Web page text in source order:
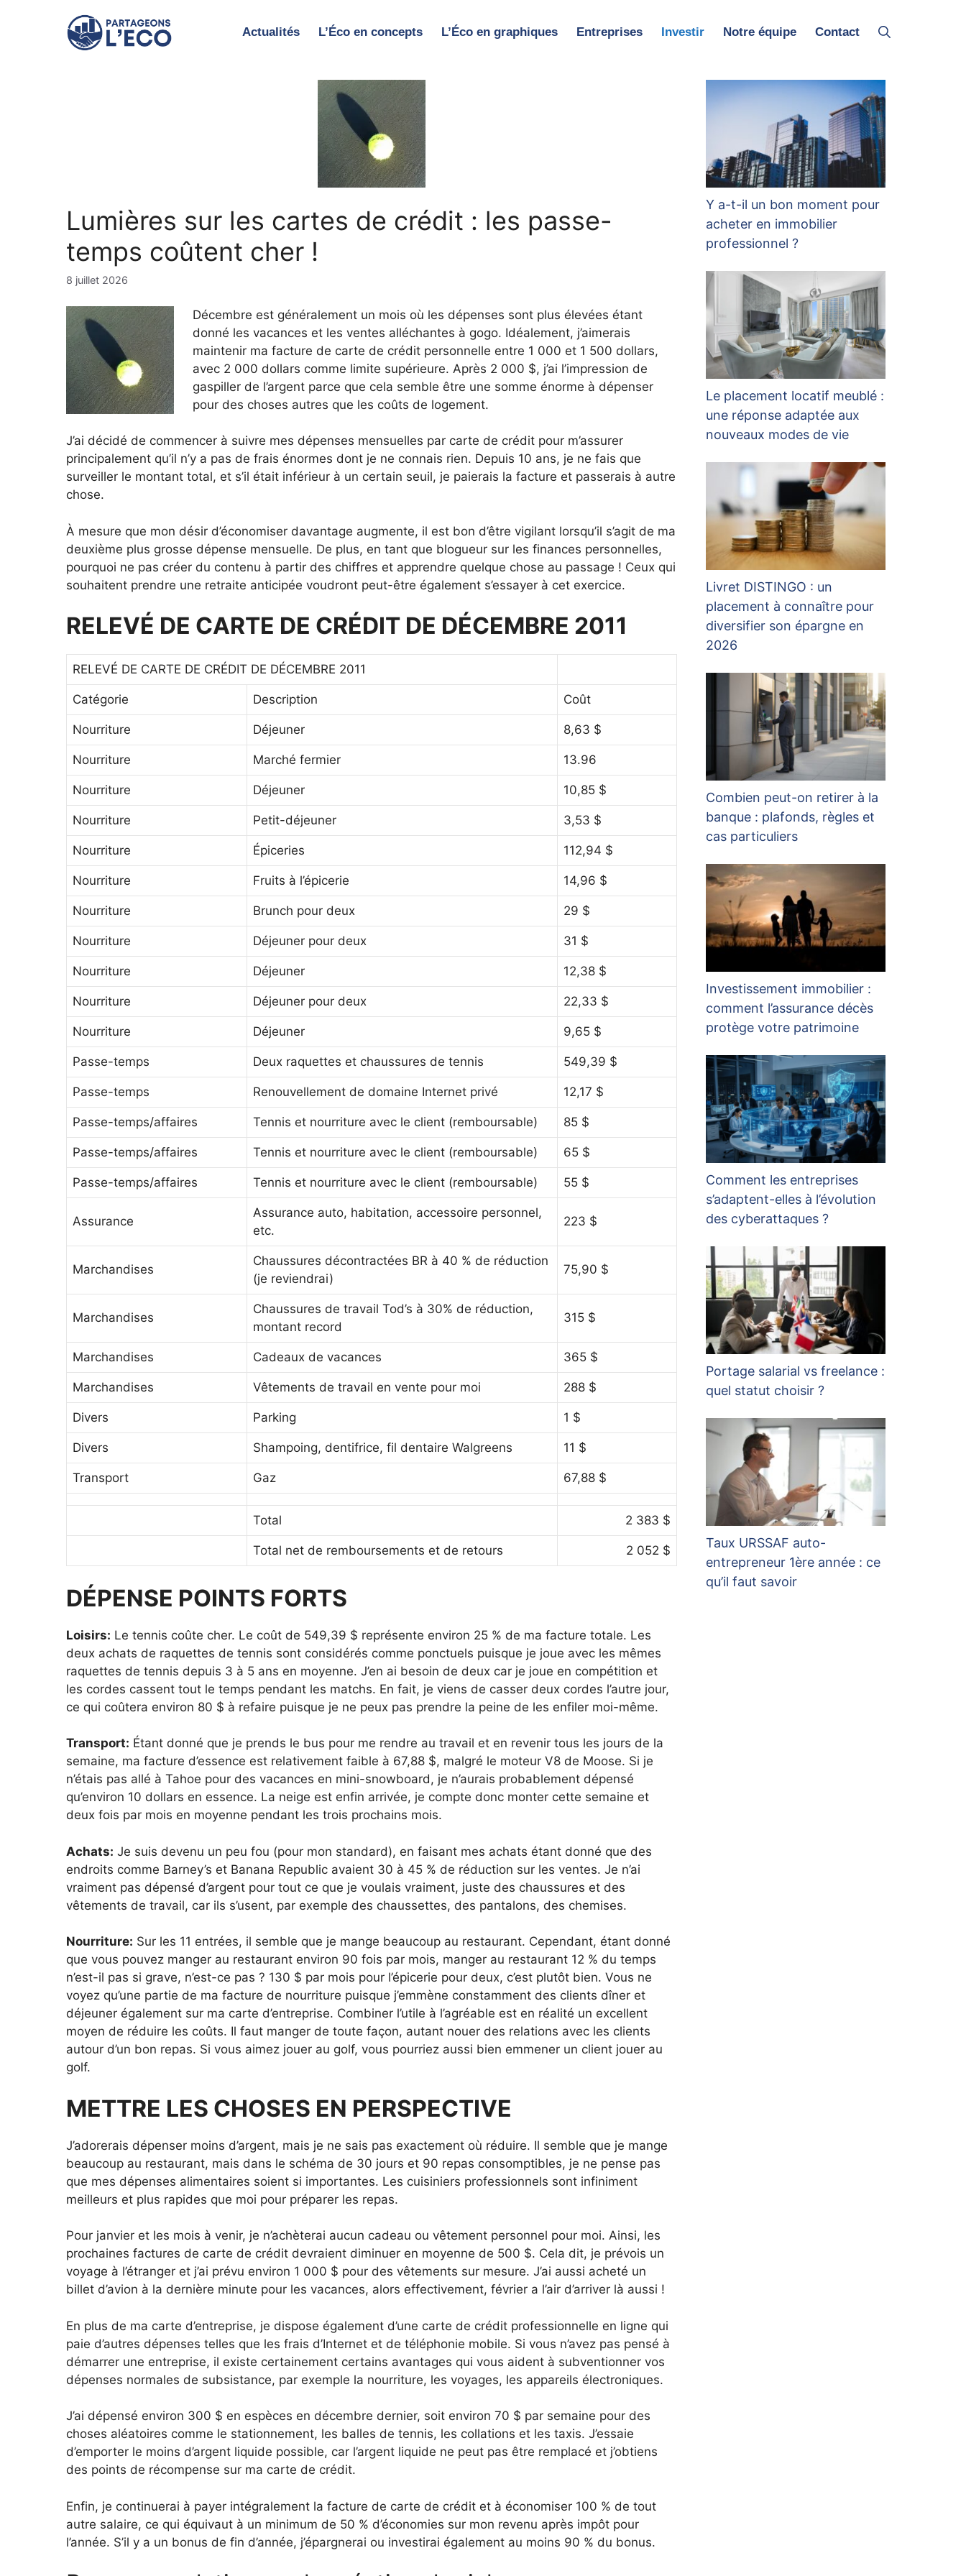
Actualités L’Éco en concepts L’Éco en graphiques Entreprises Investir Notre équipe Contact
Lumières sur les cartes de crédit : les passe-
temps coûtent cher !
8 juillet 2026
Décembre est généralement un mois où les dépenses sont plus élevées étant
donné les vacances et les ventes alléchantes à gogo. Idéalement, j’aimerais
maintenir ma facture de carte de crédit personnelle entre 1 000 et 1 500 dollars,
avec 2 000 dollars comme limite supérieure. Après 2 000 $, j’ai l’impression de
gaspiller de l’argent parce que cela semble être une somme énorme à dépenser
pour des choses autres que les coûts de logement.
J’ai décidé de commencer à suivre mes dépenses mensuelles par carte de crédit pour m’assurer
principalement qu’il n’y a pas de frais énormes dont je ne connais rien. Depuis 10 ans, je ne fais que
surveiller le montant total, et s’il était inférieur à un certain seuil, je paierais la facture et passerais à autre
chose.
À mesure que mon désir d’économiser davantage augmente, il est bon d’être vigilant lorsqu’il s’agit de ma
deuxième plus grosse dépense mensuelle. De plus, en tant que blogueur sur les finances personnelles,
pourquoi ne pas créer du contenu à partir des chiffres et apprendre quelque chose au passage ! Ceux qui
souhaitent prendre une retraite anticipée voudront peut-être également s’essayer à cet exercice.
RELEVÉ DE CARTE DE CRÉDIT DE DÉCEMBRE 2011
RELEVÉ DE CARTE DE CRÉDIT DE DÉCEMBRE 2011
Catégorie Description Coût
Nourriture Déjeuner 8,63 $
Nourriture Marché fermier 13.96
Nourriture Déjeuner 10,85 $
Nourriture Petit-déjeuner 3,53 $
Nourriture Épiceries 112,94 $
Nourriture Fruits à l’épicerie 14,96 $
Nourriture Brunch pour deux 29 $
Nourriture Déjeuner pour deux 31 $
Nourriture Déjeuner 12,38 $
Nourriture Déjeuner pour deux 22,33 $
Nourriture Déjeuner 9,65 $
Passe-temps Deux raquettes et chaussures de tennis 549,39 $
Passe-temps Renouvellement de domaine Internet privé 12,17 $
Passe-temps/affaires Tennis et nourriture avec le client (remboursable) 85 $
Passe-temps/affaires Tennis et nourriture avec le client (remboursable) 65 $
Passe-temps/affaires Tennis et nourriture avec le client (remboursable) 55 $
Assurance
Assurance auto, habitation, accessoire personnel,
etc.
223 $
Marchandises
Chaussures décontractées BR à 40 % de réduction
(je reviendrai)
75,90 $
Marchandises
Chaussures de travail Tod’s à 30% de réduction,
montant record
315 $
Marchandises Cadeaux de vacances 365 $
Marchandises Vêtements de travail en vente pour moi 288 $
Divers Parking 1 $
Divers Shampoing, dentifrice, fil dentaire Walgreens 11 $
Transport Gaz 67,88 $
Total 2 383 $
Total net de remboursements et de retours 2 052 $
DÉPENSE POINTS FORTS
Loisirs: Le tennis coûte cher. Le coût de 549,39 $ représente environ 25 % de ma facture totale. Les
deux achats de raquettes de tennis sont considérés comme ponctuels puisque je joue avec les mêmes
raquettes de tennis depuis 3 à 5 ans en moyenne. J’en ai besoin de deux car je joue en compétition et
les cordes cassent tout le temps pendant les matchs. En fait, je viens de casser deux cordes l’autre jour,
ce qui coûtera environ 80 $ à refaire puisque je ne peux pas prendre la peine de les enfiler moi-même.
Transport: Étant donné que je prends le bus pour me rendre au travail et en revenir tous les jours de la
semaine, ma facture d’essence est relativement faible à 67,88 $, malgré le moteur V8 de Moose. Si je
n’étais pas allé à Tahoe pour des vacances en mini-snowboard, je n’aurais probablement dépensé
qu’environ 10 dollars en essence. La neige est enfin arrivée, je compte donc monter cette semaine et
deux fois par mois en moyenne pendant les trois prochains mois.
Achats: Je suis devenu un peu fou (pour mon standard), en faisant mes achats étant donné que des
endroits comme Barney’s et Banana Republic avaient 30 à 45 % de réduction sur les ventes. Je n’ai
vraiment pas dépensé d’argent pour tout ce que je voulais vraiment, juste des chaussures et des
vêtements de travail, car ils s’usent, par exemple des chaussettes, des pantalons, des chemises.
Nourriture: Sur les 11 entrées, il semble que je mange beaucoup au restaurant. Cependant, étant donné
que vous pouvez manger au restaurant environ 90 fois par mois, manger au restaurant 12 % du temps
n’est-il pas si grave, n’est-ce pas ? 130 $ par mois pour l’épicerie pour deux, c’est plutôt bien. Vous ne
voyez qu’une partie de ma facture de nourriture puisque j’emmène constamment des clients dîner et
déjeuner également sur ma carte d’entreprise. Combiner l’utile à l’agréable est en réalité un excellent
moyen de réduire les coûts. Il faut manger de toute façon, autant nouer des relations avec les clients
autour d’un bon repas. Si vous aimez jouer au golf, vous pourriez aussi bien emmener un client jouer au
golf.
METTRE LES CHOSES EN PERSPECTIVE
J’adorerais dépenser moins d’argent, mais je ne sais pas exactement où réduire. Il semble que je mange
beaucoup au restaurant, mais dans le schéma de 30 jours et 90 repas consomptibles, je ne pense pas
que mes dépenses alimentaires soient si importantes. Les cuisiniers professionnels sont infiniment
meilleurs et plus rapides que moi pour préparer les repas.
Pour janvier et les mois à venir, je n’achèterai aucun cadeau ou vêtement personnel pour moi. Ainsi, les
prochaines factures de carte de crédit devraient diminuer en moyenne de 500 $. Cela dit, je prévois un
voyage à l’étranger et j’ai prévu environ 1 000 $ pour des vêtements sur mesure. J’ai aussi acheté un
billet d’avion à la dernière minute pour les vacances, alors effectivement, février a l’air d’arriver là aussi !
En plus de ma carte d’entreprise, je dispose également d’une carte de crédit professionnelle en ligne qui
paie d’autres dépenses telles que les frais d’Internet et de téléphonie mobile. Si vous n’avez pas pensé à
démarrer une entreprise, il existe certainement certains avantages qui vous aident à subventionner vos
dépenses normales de subsistance, par exemple la nourriture, les voyages, les appareils électroniques.
J’ai dépensé environ 300 $ en espèces en décembre dernier, soit environ 70 $ par semaine pour des
choses aléatoires comme le stationnement, les balles de tennis, les collations et les taxis. J’essaie
d’emporter le moins d’argent liquide possible, car l’argent liquide ne peut pas être remplacé et j’obtiens
des points de récompense sur ma carte de crédit.
Enfin, je continuerai à payer intégralement la facture de carte de crédit et à économiser 100 % de tout
autre salaire, ce qui équivaut à un minimum de 50 % d’économies sur mon revenu après impôt pour
l’année. S’il y a un bonus de fin d’année, j’épargnerai ou investirai également au moins 90 % du bonus.
Y a-t-il un bon moment pour
acheter en immobilier
professionnel ?
Le placement locatif meublé :
une réponse adaptée aux
nouveaux modes de vie
Livret DISTINGO : un
placement à connaître pour
diversifier son épargne en
2026
Combien peut-on retirer à la
banque : plafonds, règles et
cas particuliers
Investissement immobilier :
comment l’assurance décès
protège votre patrimoine
Comment les entreprises
s’adaptent-elles à l’évolution
des cyberattaques ?
Portage salarial vs freelance :
quel statut choisir ?
Taux URSSAF auto-
entrepreneur 1ère année : ce
qu’il faut savoir